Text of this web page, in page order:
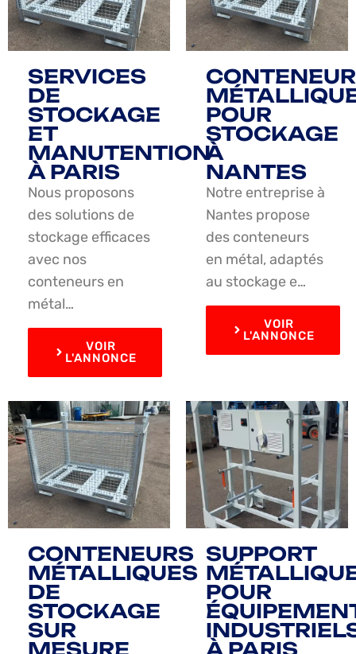
SERVICES
DE
STOCKAGE
ET
MANUTENTION
À PARIS
Nous proposons
des solutions de
stockage efficaces
avec nos
conteneurs en
métal…
VOIR
L'ANNONCE
POUR
STOCKAGE
À
NANTES
Notre entreprise à
Nantes propose
des conteneurs
en métal, adaptés
au stockage e…
VOIR
L'ANNONCE
CONTENEURS
MÉTALLIQUES
DE
STOCKAGE
SUR
MESURE
SUPPORT
POUR
À PARIS